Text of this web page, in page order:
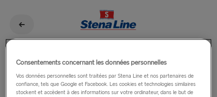
Consentements concernant les données personnelles
Vos données personnelles sont traitées par Stena Line et nos partenaires de
confiance, tels que Google et Facebook. Les cookies et technologies similaires
stockent et accèdent à des informations sur votre ordinateur, dans le but de